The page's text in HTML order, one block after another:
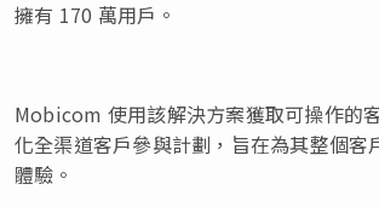
擁有 170 萬用戶。
Mobicom 使用該解決方案獲取可操作的
化全渠道客戶參與計劃，旨在為其整個客
體驗。